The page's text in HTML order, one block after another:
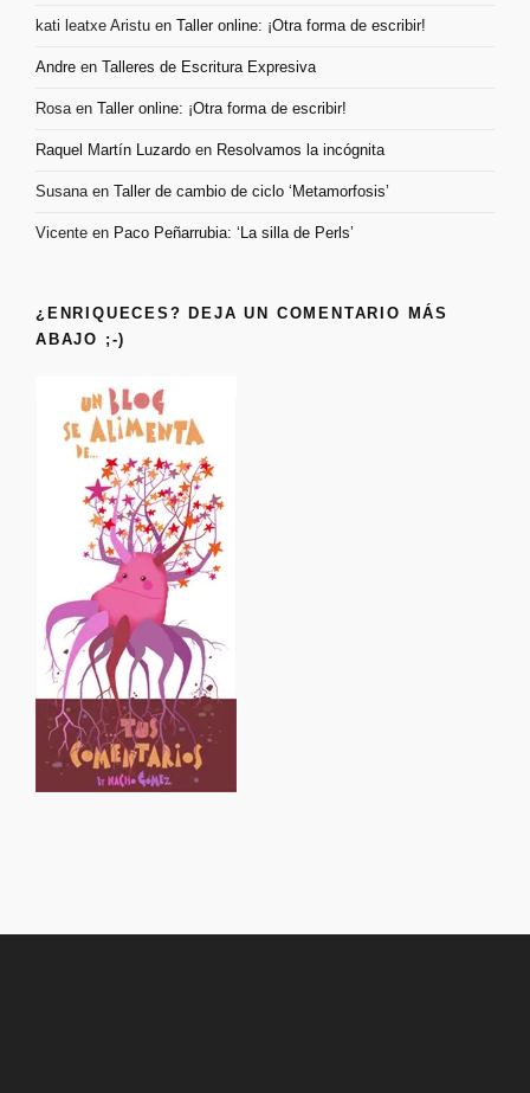
kati leatxe Aristu en Taller online: ¡Otra forma de escribir!
Andre en Talleres de Escritura Expresiva
Rosaen Taller online: ¡Otra forma de escribir!
Raquel Martín Luzardo en Resolvamos la incógnita
Susanaen Taller de cambio de ciclo ‘Metamorfosis’
Vicente en Paco Peñarrubia: ‘La silla de Perls’
¿ENRIQUECES? DEJA UN COMENTARIO MÁS
ABAJO ;-)